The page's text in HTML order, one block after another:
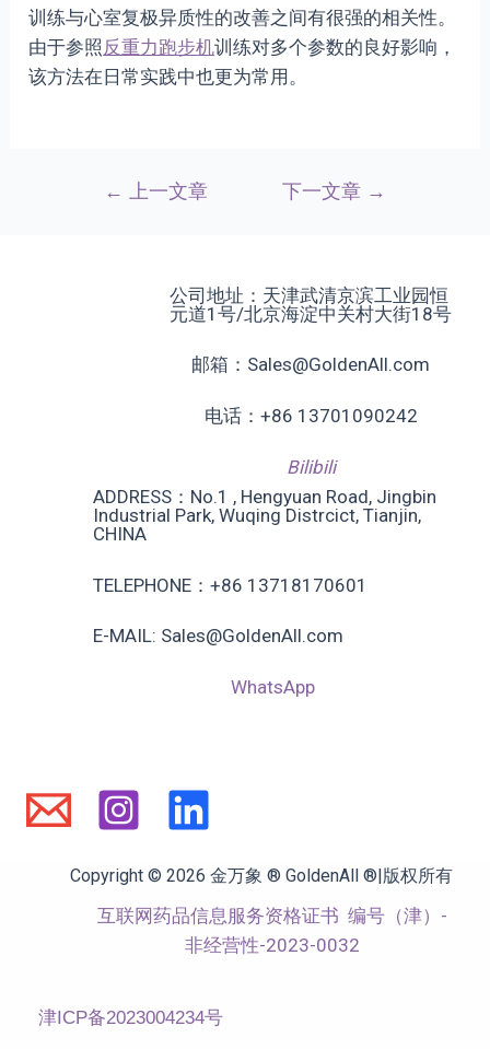
训练与心室复极异质性的改善之间有很强的相关性。
由于参照 反重力跑步机训练对多个参数的良好影响，
该方法在日常实践中也更为常用。
← 上一文章 下一文章 →
公司地址：天津武清京滨工业园恒
元道1号/北京海淀中关村大街18号
邮箱：Sales@GoldenAll.com
电话：+86 13701090242
Bilibili
ADDRESS：No.1 , Hengyuan Road, Jingbin
Industrial Park, Wuqing Distrcict, Tianjin,
CHINA
TELEPHONE：+86 13718170601
E-MAIL: Sales@GoldenAll.com
WhatsApp
Copyright © 2026 金万象 ® GoldenAll ®|版权所有
互联网药品信息服务资格证书 编号（津）-
非经营性-2023-0032
津ICP备2023004234号